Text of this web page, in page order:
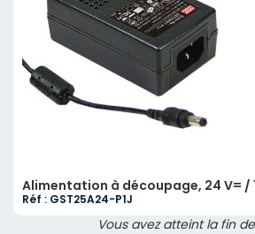
Alimentation à découpage, 24 V= /
Réf : GST25A24-P1J
Vous avez atteint la fin